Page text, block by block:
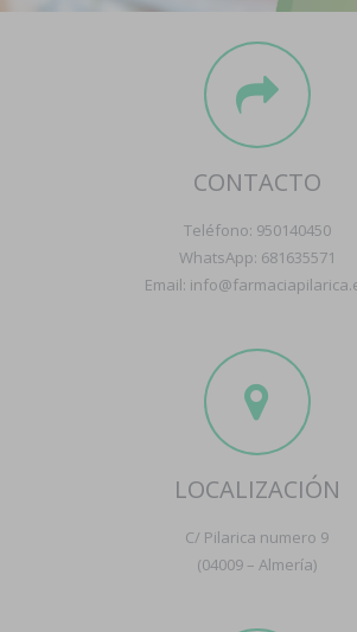
Boletín
CONTACTO
Teléfono: 950140450
WhatsApp: 681635571
Email:
LOCALIZACIÓN
C/ Pilarica numero 9
(04009 – Almería)